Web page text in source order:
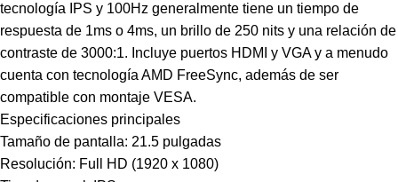
tecnología IPS y 100Hz generalmente tiene un tiempo de
respuesta de 1ms o 4ms, un brillo de 250 nits y una relación de
contraste de 3000:1. Incluye puertos HDMI y VGA y a menudo
cuenta con tecnología AMD FreeSync, además de ser
compatible con montaje VESA.
Especificaciones principales
Tamaño de pantalla: 21.5 pulgadas
Resolución: Full HD (1920 x 1080)